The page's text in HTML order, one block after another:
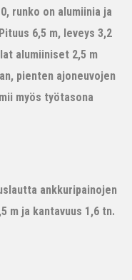
runko on alumiinia ja
6,5 m, leveys 3,2
alumiiniset 2,5 m
pienten ajoneuvojen
myös työtasona
ankkuripainojen
m ja kantavuus 1,6 tn.